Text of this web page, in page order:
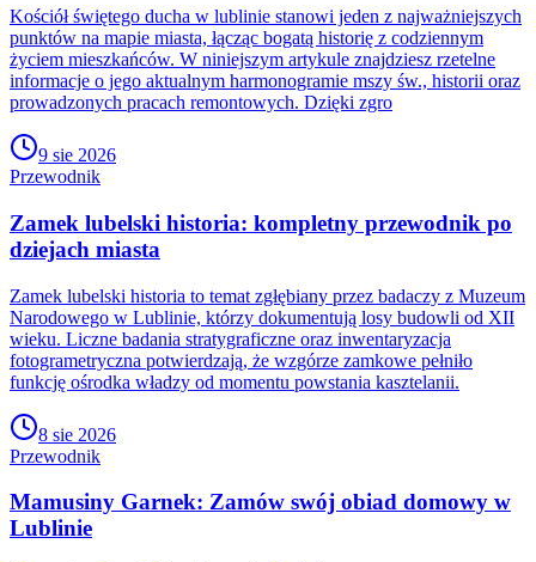
Kościół świętego ducha w lublinie stanowi jeden z najważniejszych
punktów na mapie miasta, łącząc bogatą historię z codziennym
życiem mieszkańców. W niniejszym artykule znajdziesz rzetelne
informacje o jego aktualnym harmonogramie mszy św., historii oraz
prowadzonych pracach remontowych. Dzięki zgro
9 sie 2026
Przewodnik
Zamek lubelski historia: kompletny przewodnik po
dziejach miasta
Zamek lubelski historia to temat zgłębiany przez badaczy z Muzeum
Narodowego w Lublinie, którzy dokumentują losy budowli od XII
wieku. Liczne badania stratygraficzne oraz inwentaryzacja
fotogrametryczna potwierdzają, że wzgórze zamkowe pełniło
funkcję ośrodka władzy od momentu powstania kasztelanii.
8 sie 2026
Przewodnik
Mamusiny Garnek: Zamów swój obiad domowy w
Lublinie